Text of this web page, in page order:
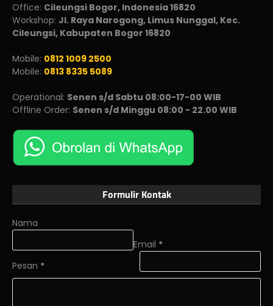
Office: Cileungsi Bogor, Indonesia 16820
Workshop: Jl. Raya Narogong, Limus Nunggal, Kec.
Cileungsi, Kabupaten Bogor 16820
Mobile: 0812 1009 2500
Mobile: 0813 8335 5089
Operational: Senen s/d Sabtu 08:00-17-00 WIB
Offline Order: Senen s/d Minggu 08:00 - 22.00 WIB
Formulir Kontak
Nama
Email *
Pesan *